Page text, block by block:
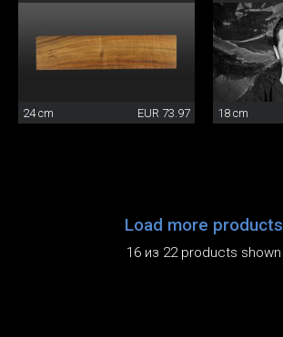
24 cm EUR 73.97 18 cm
Load more products
16 из 22 products shown